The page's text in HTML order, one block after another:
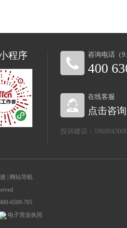
程序 咨询电话（
400
在线客服
点击咨询
投诉建议：
| 网站导航
6509-705
电子营业执照